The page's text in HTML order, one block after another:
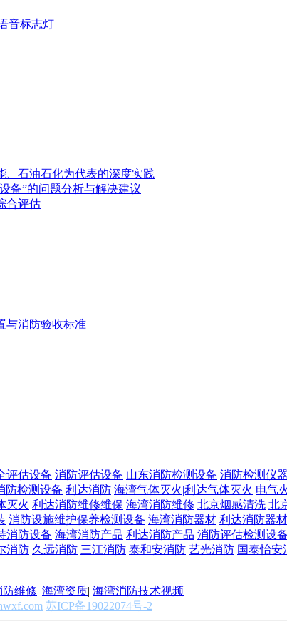
音标志灯
石油石化为代表的深度实践
备”的问题分析与解决建议
合评估
与消防验收标准
评估设备 消防评估设备 山东消防检测设备 消防检测仪
防检测设备 利达消防 海湾气体灭火|利达气体灭火 电气
灭火 利达消防维修维保 海湾消防维修 北京烟感清洗 北
消防设施维护保养检测设备 海湾消防器材 利达消防器材
消防设备 海湾消防产品 利达消防产品 消防评估检测设备
消防 久远消防 三江消防 泰和安消防 艺光消防 国泰怡安
维修| 海湾资质| 海湾消防技术视频
苏ICP备19022074号-2